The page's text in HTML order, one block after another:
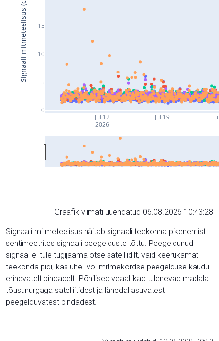
Jul 12
2026
Jul 19
0
5
10
15
Signaali mitmeteelisus (cm)
Graafik viimati uuendatud 06.08.2026 10:43:28
Signaali mitmeteelisus näitab signaali teekonna pikenemist
sentimeetrites signaali peegelduste tõttu. Peegeldunud
signaal ei tule tugijaama otse satelliidilt, vaid keerukamat
teekonda pidi, kas ühe- või mitmekordse peegelduse kaudu
erinevatelt pindadelt. Põhilised veaallikad tulenevad madala
tõusunurgaga satelliitidest ja lähedal asuvatest
peegelduvatest pindadest.